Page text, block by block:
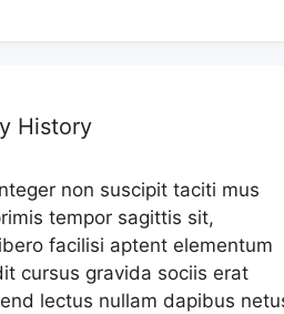
History
non suscipit taciti mus
tempor sagittis sit,
facilisi aptent elementum
cursus gravida sociis erat
lectus nullam dapibus